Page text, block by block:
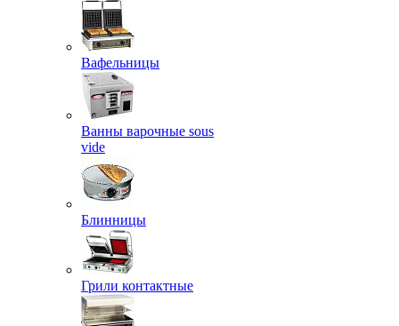
Вафельницы
Ванны варочные sous
vide
Блинницы
Грили контактные